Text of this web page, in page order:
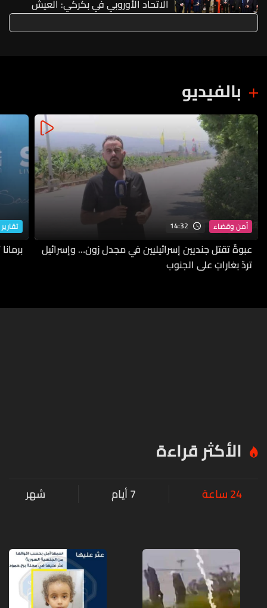
الاتحاد الأوروبي في بكركي: العيش
المشترك كالزواج لا مجال للطلاق فيه
بالفيديو
أمن وقضاء 14:32
عبوةٌ تقتل جنديين إسرائيليين في مجدل زون… وإسرائيل
تردّ بغاراتٍ على الجنوب
الأكثر قراءة
24 ساعة 7 أيام شهر